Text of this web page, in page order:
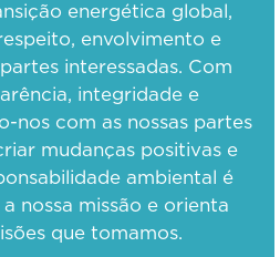
energética global,
envolvimento e
interessadas. Com
integridade e
nos com as nossas partes
mudanças positivas e
ambiental é
nossa missão e orienta
que tomamos.